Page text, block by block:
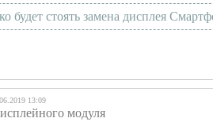
будет стоять замена дисплея
13:09
модуля